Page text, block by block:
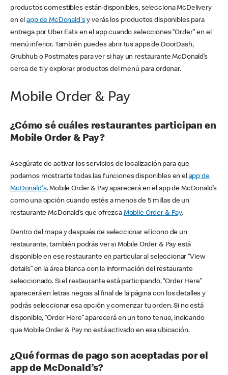
productos comestibles están disponibles, selecciona McDelivery
en elapp de McDonald'sy verás los productos disponibles para
entrega por Uber Eats en el app cuando selecciones “Order” en el
menú inferior. También puedes abrir tus apps de DoorDash,
Grubhub o Postmates para ver si hay un restaurante McDonald’s
cerca de ti y explorar productos del menú para ordenar.
Mobile Order & Pay
¿Cómo sé cuáles restaurantes participan en
Mobile Order & Pay?
Asegúrate de activar los servicios de localización para que
podamos mostrarte todas las funciones disponibles en el app de
McDonald's. Mobile Order & Pay aparecerá en el app de McDonald’s
como una opción cuando estés a menos de 5 millas de un
restaurante McDonald’s que ofrezca Mobile Order & Pay.
Dentro del mapa y después de seleccionar el ícono de un
restaurante, también podrás ver si Mobile Order & Pay está
disponible en ese restaurante en particular al seleccionar “View
details” en la área blanca con la información del restaurante
seleccionado. Si el restaurante está participando, “Order Here”
aparecerá en letras negras al final de la página con los detalles y
podrás seleccionar esa opción y comenzar tu orden. Si no está
disponible, “Order Here” aparecerá en un tono tenue, indicando
que Mobile Order & Pay no está activado en esa ubicación.
¿Qué formas de pago son aceptadas por el
app de McDonald’s?